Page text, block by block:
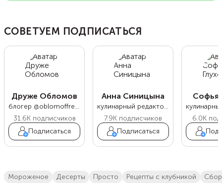
СОВЕТУЕМ ПОДПИСАТЬСЯ
Друже Обломов
блогер @oblomoffrecipe
31.6Kподписчиков
Подписаться
Анна Синицына
кулинарный редактор Food.ru
7.9K подписчиков
Подписаться
Софья
6.0K
мороженое десерты просто Рецепты с клубникой